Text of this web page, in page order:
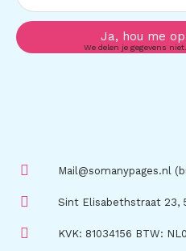
Ja, hou me
We delen je gegevens
Mail@somanypages.nl
Sint Elisabethstraat 23,
KVK: 81034156 BTW: